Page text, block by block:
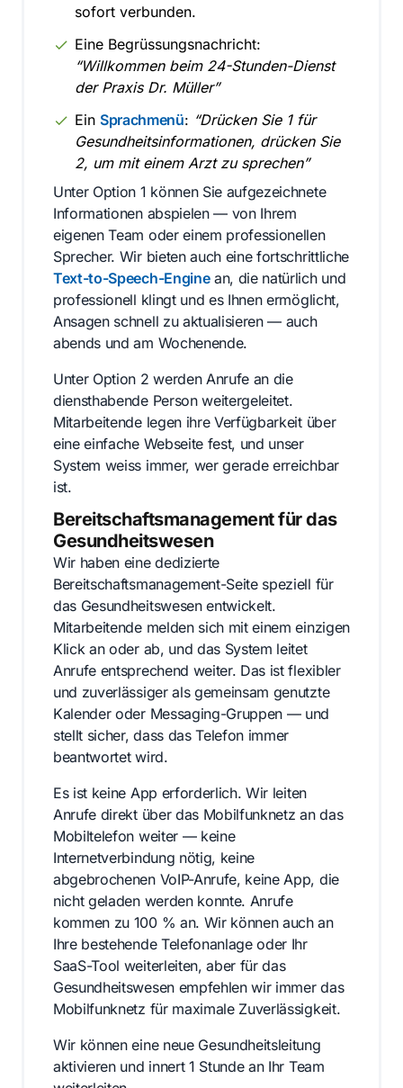
sofort verbunden.
Eine Begrüssungsnachricht:
“Willkommen beim 24-Stunden-Dienst
der Praxis Dr. Müller”
Ein Sprachmenü: “Drücken Sie 1 für
Gesundheitsinformationen, drücken Sie
2, um mit einem Arzt zu sprechen”
Unter Option 1 können Sie aufgezeichnete
Informationen abspielen — von Ihrem
eigenen Team oder einem professionellen
Sprecher. Wir bieten auch eine fortschrittliche
Text-to-Speech-Enginean, die natürlich und
professionell klingt und es Ihnen ermöglicht,
Ansagen schnell zu aktualisieren — auch
abends und am Wochenende.
Unter Option 2 werden Anrufe an die
diensthabende Person weitergeleitet.
Mitarbeitende legen ihre Verfügbarkeit über
eine einfache Webseite fest, und unser
System weiss immer, wer gerade erreichbar
ist.
Bereitschaftsmanagement für das
Gesundheitswesen
Wir haben eine dedizierte
Bereitschaftsmanagement-Seite speziell für
das Gesundheitswesen entwickelt.
Mitarbeitende melden sich mit einem einzigen
Klick an oder ab, und das System leitet
Anrufe entsprechend weiter. Das ist flexibler
und zuverlässiger als gemeinsam genutzte
Kalender oder Messaging-Gruppen — und
stellt sicher, dass das Telefon immer
beantwortet wird.
Es ist keine App erforderlich. Wir leiten
Anrufe direkt über das Mobilfunknetz an das
Mobiltelefon weiter — keine
Internetverbindung nötig, keine
abgebrochenen VoIP-Anrufe, keine App, die
nicht geladen werden konnte. Anrufe
kommen zu 100 % an. Wir können auch an
Ihre bestehende Telefonanlage oder Ihr
SaaS-Tool weiterleiten, aber für das
Gesundheitswesen empfehlen wir immer das
Mobilfunknetz für maximale Zuverlässigkeit.
Wir können eine neue Gesundheitsleitung
aktivieren und innert 1 Stunde an Ihr Team